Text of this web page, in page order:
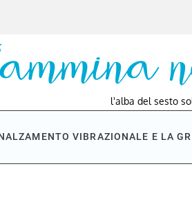
l'alba del sesto
VIBRAZIONALE E LA